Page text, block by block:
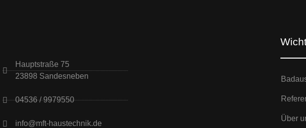
Hauptstraße 75
23898 Sandesneben
04536 / 9979550
info@mft-haustechnik.de
Über